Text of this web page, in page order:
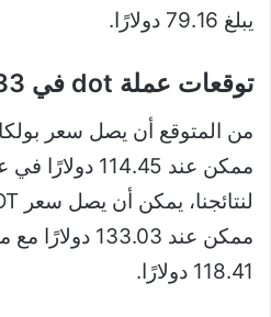
يبلغ 79.16 دولارًا.
توقعات عملة dot في 2033
من المتوقع أن يصل سعر
ممكن عند
118.41 دولارًا.